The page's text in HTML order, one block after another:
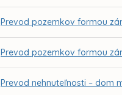
Prevod pozemkov formou
Prevod pozemkov formou
Prevod nehnuteľnosti – dom